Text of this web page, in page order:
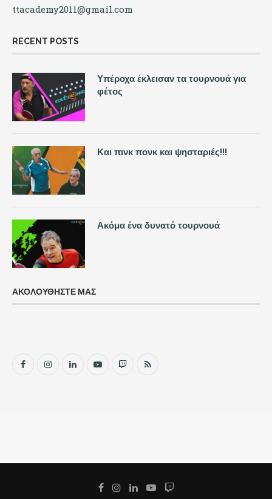
ttacademy2011@gmail.com
RECENT POSTS
Υπέροχα έκλεισαν τα τουρνουά για
φέτος
Και πινκ πονκ και ψησταριές!!!
Ακόμα ένα δυνατό τουρνουά
ΑΚΟΛΟΥΘΗΣΤΕ ΜΑΣ